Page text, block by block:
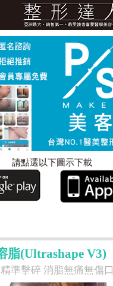
請點選以下圖示下載
脂(Ultrashape V3)
準擊碎 消脂無痛無傷口